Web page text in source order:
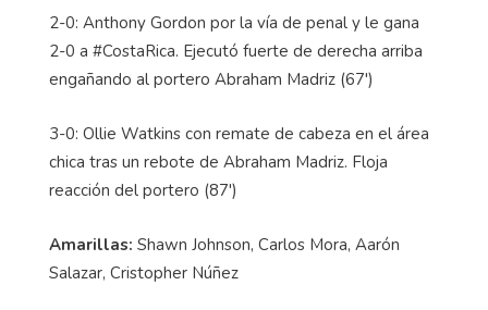
2-0: Anthony Gordon por la vía de penal y le gana
2-0 a #CostaRica. Ejecutó fuerte de derecha arriba
engañando al portero Abraham Madriz (67')
3-0: Ollie Watkins con remate de cabeza en el área
chica tras un rebote de Abraham Madriz. Floja
reacción del portero (87')
Amarillas: Shawn Johnson, Carlos Mora, Aarón
Salazar, Cristopher Núñez